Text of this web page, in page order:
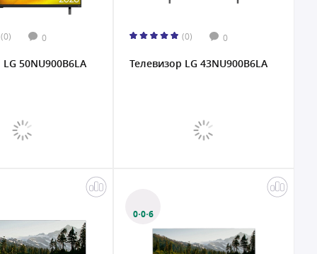
(0) 0
50NU900B6LA
(0) 0
Телевизор LG 43NU900B6LA
0·0·6